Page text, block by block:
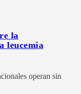
la
leucemia
operan sin